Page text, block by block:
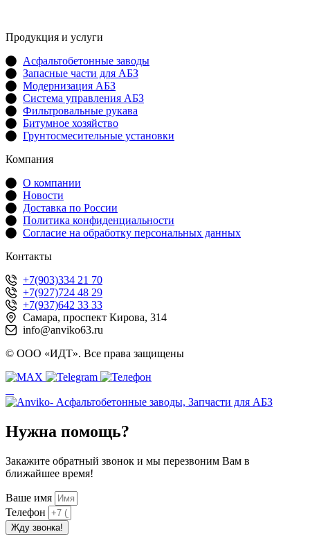
Продукция и услуги
Асфальтобетонные заводы
Запасные части для АБЗ
Модернизация АБЗ
Система управления АБЗ
Фильтровальные рукава
Битумное хозяйство
Грунтосмесительные установки
Компания
О компании
Новости
Доставка по России
Политика конфиденциальности
Согласие на обработку персональных данных
Контакты
+7(903)334 21 70
+7(927)724 48 29
+7(937)642 33 33
Самара, проспект Кирова, 314
info@anviko63.ru
© ООО «ИДТ». Все права защищены
Нужна помощь?
Закажите обратный звонок и мы перезвоним Вам в
ближайшее время!
Ваше имя
Телефон
Жду звонка!